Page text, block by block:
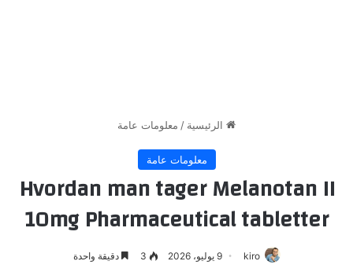
الرئيسية / معلومات عامة
معلومات عامة
Hvordan man tager Melanotan II
10mg Pharmaceutical tabletter
kiro 9 يوليو، 2026 3 دقيقة واحدة